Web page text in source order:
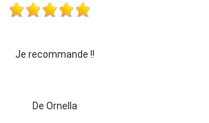
je recommande cette entreprise les yeux